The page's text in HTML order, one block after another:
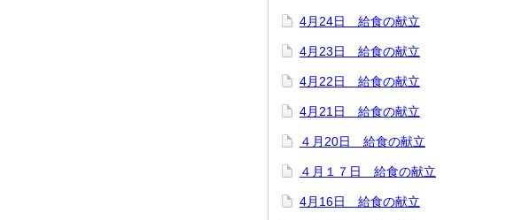
4月24日 給食の献立
4月23日 給食の献立
4月22日 給食の献立
4月21日 給食の献立
４月20日 給食の献立
４月１７日 給食の献立
4月16日 給食の献立